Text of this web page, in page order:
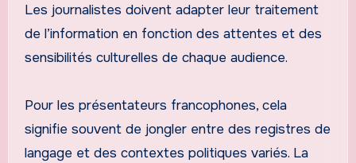
Les journalistes doivent adapter leur traitement
de l’information en fonction des attentes et des
sensibilités culturelles de chaque audience.
Pour les présentateurs francophones, cela
signifie souvent de jongler entre des registres de
langage et des contextes politiques variés. La